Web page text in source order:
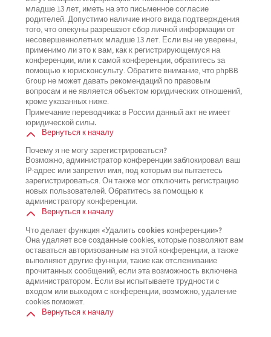
младше 13 лет, иметь на это письменное согласие
родителей. Допустимо наличие иного вида подтверждения
того, что опекуны разрешают сбор личной информации от
несовершеннолетних младше 13 лет. Если вы не уверены,
применимо ли это к вам, как к регистрирующемуся на
конференции, или к самой конференции, обратитесь за
помощью к юрисконсульту. Обратите внимание, что phpBB
Group не может давать рекомендаций по правовым
вопросам и не является объектом юридических отношений,
кроме указанных ниже.
Примечание переводчика: в России данный акт не имеет
юридической силы.
Вернуться к началу
Почему я не могу зарегистрироваться?
Возможно, администратор конференции заблокировал ваш
IP-адрес или запретил имя, под которым вы пытаетесь
зарегистрироваться. Он также мог отключить регистрацию
новых пользователей. Обратитесь за помощью к
администратору конференции.
Вернуться к началу
Что делает функция «Удалить cookies конференции»?
Она удаляет все созданные cookies, которые позволяют вам
оставаться авторизованным на этой конференции, а также
выполняют другие функции, такие как отслеживание
прочитанных сообщений, если эта возможность включена
администратором. Если вы испытываете трудности с
входом или выходом с конференции, возможно, удаление
cookies поможет.
Вернуться к началу